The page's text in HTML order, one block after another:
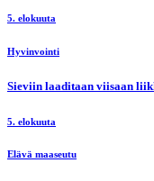
5. elokuuta
Hyvinvointi
Sieviin laaditaan viisaan
5. elokuuta
Elävä maaseutu